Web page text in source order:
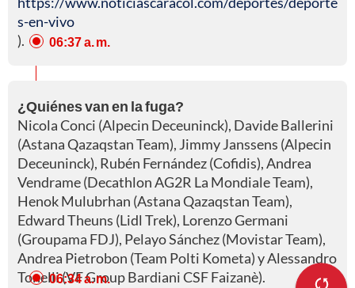
s-en-vivo
).
06:37 a. m.
¿Quiénes van en la fuga?
Nicola Conci (Alpecin Deceuninck), Davide Ballerini
(Astana Qazaqstan Team), Jimmy Janssens (Alpecin
Deceuninck), Rubén Fernández (Cofidis), Andrea
Vendrame (Decathlon AG2R La Mondiale Team),
Henok Mulubrhan (Astana Qazaqstan Team),
Edward Theuns (Lidl Trek), Lorenzo Germani
(Groupama FDJ), Pelayo Sánchez (Movistar Team),
Andrea Pietrobon (Team Polti Kometa) y Alessandro
Tonelli (VF Group Bardiani CSF Faizanè).
06:34 a. m.